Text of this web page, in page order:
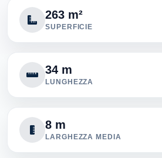
263 m²
SUPERFICIE
34 m
LUNGHEZZA
8 m
LARGHEZZA MEDIA